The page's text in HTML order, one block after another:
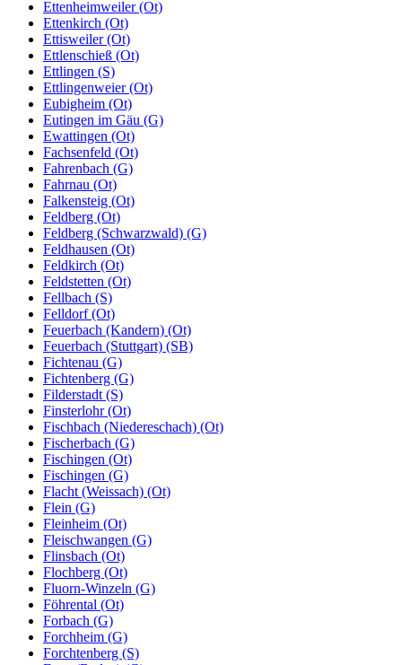
Ettenheimweiler (Ot)
Ettenkirch (Ot)
Ettisweiler (Ot)
Ettlenschieß (Ot)
Ettlingen (S)
Ettlingenweier (Ot)
Eubigheim (Ot)
Eutingen im Gäu (G)
Ewattingen (Ot)
Fachsenfeld (Ot)
Fahrenbach (G)
Fahrnau (Ot)
Falkensteig (Ot)
Feldberg (Ot)
Feldberg (Schwarzwald) (G)
Feldhausen (Ot)
Feldkirch (Ot)
Feldstetten (Ot)
Fellbach (S)
Felldorf (Ot)
Feuerbach (Kandern) (Ot)
Feuerbach (Stuttgart) (SB)
Fichtenau (G)
Fichtenberg (G)
Filderstadt (S)
Finsterlohr (Ot)
Fischbach (Niedereschach) (Ot)
Fischerbach (G)
Fischingen (Ot)
Fischingen (G)
Flacht (Weissach) (Ot)
Flein (G)
Fleinheim (Ot)
Fleischwangen (G)
Flinsbach (Ot)
Flochberg (Ot)
Fluorn-Winzeln (G)
Föhrental (Ot)
Forbach (G)
Forchheim (G)
Forchtenberg (S)